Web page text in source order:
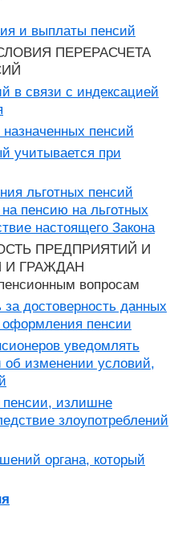
и выплаты пенсий
ПЕРЕРАСЧЕТА
в связи с индексацией
пенсий
учитывается при
льготных пенсий
пенсию на льготных
настоящего Закона
ПРЕДПРИЯТИЙ И
И ГРАЖДАН
вопросам
за достоверность данных
пенсии
уведомлять
изменении условий,
излишне
злоупотреблений
органа, который